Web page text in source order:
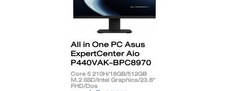
All in One PC Asus
ExpertCenter Aio
P440VAK-BPC8970
Core 5 210H/16GB/512GB
M.2 SSD/Intel Graphics/23.8"
FHD/Dos